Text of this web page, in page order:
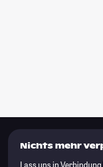
Nichts mehr
Lass uns in